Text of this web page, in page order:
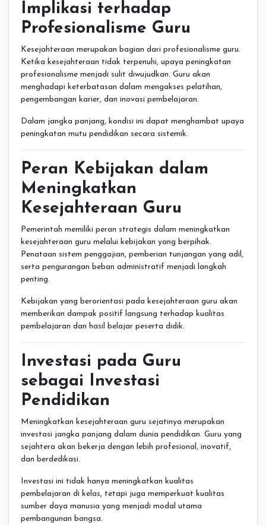
Implikasi terhadap
Profesionalisme Guru
Kesejahteraan merupakan bagian dari profesionalisme guru.
Ketika kesejahteraan tidak terpenuhi, upaya peningkatan
profesionalisme menjadi sulit diwujudkan. Guru akan
menghadapi keterbatasan dalam mengakses pelatihan,
pengembangan karier, dan inovasi pembelajaran.
Dalam jangka panjang, kondisi ini dapat menghambat upaya
peningkatan mutu pendidikan secara sistemik.
Peran Kebijakan dalam
Meningkatkan
Kesejahteraan Guru
Pemerintah memiliki peran strategis dalam meningkatkan
kesejahteraan guru melalui kebijakan yang berpihak.
Penataan sistem penggajian, pemberian tunjangan yang adil,
serta pengurangan beban administratif menjadi langkah
penting.
Kebijakan yang berorientasi pada kesejahteraan guru akan
memberikan dampak positif langsung terhadap kualitas
pembelajaran dan hasil belajar peserta didik.
Investasi pada Guru
sebagai Investasi
Pendidikan
Meningkatkan kesejahteraan guru sejatinya merupakan
investasi jangka panjang dalam dunia pendidikan. Guru yang
sejahtera akan bekerja dengan lebih profesional, inovatif,
dan berdedikasi.
Investasi ini tidak hanya meningkatkan kualitas
pembelajaran di kelas, tetapi juga memperkuat kualitas
sumber daya manusia yang menjadi modal utama
pembangunan bangsa.